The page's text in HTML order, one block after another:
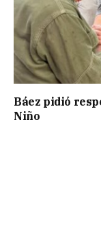
Báez pidió
Niño